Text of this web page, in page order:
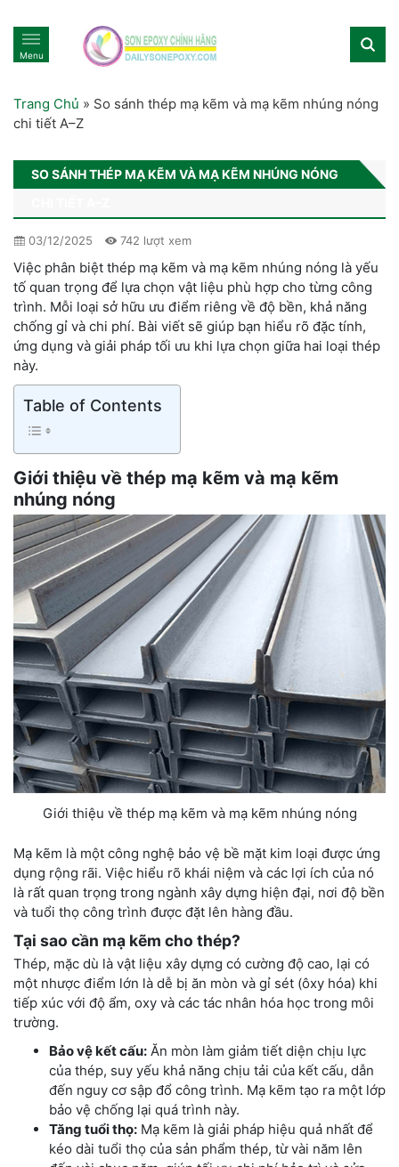
Menu
Trang Chủ » So sánh thép mạ kẽm và mạ kẽm nhúng nóng
chi tiết A–Z
SO SÁNH THÉP MẠ KẼM VÀ MẠ KẼM NHÚNG NÓNG
03/12/2025 742 lượt xem
Việc phân biệt thép mạ kẽm và mạ kẽm nhúng nóng là yếu
tố quan trọng để lựa chọn vật liệu phù hợp cho từng công
trình. Mỗi loại sở hữu ưu điểm riêng về độ bền, khả năng
chống gỉ và chi phí. Bài viết sẽ giúp bạn hiểu rõ đặc tính,
ứng dụng và giải pháp tối ưu khi lựa chọn giữa hai loại thép
này.
Table of Contents
Giới thiệu về thép mạ kẽm và mạ kẽm
nhúng nóng
Giới thiệu về thép mạ kẽm và mạ kẽm nhúng nóng
Mạ kẽm là một công nghệ bảo vệ bề mặt kim loại được ứng
dụng rộng rãi. Việc hiểu rõ khái niệm và các lợi ích của nó
là rất quan trọng trong ngành xây dựng hiện đại, nơi độ bền
và tuổi thọ công trình được đặt lên hàng đầu.
Tại sao cần mạ kẽm cho thép?
Thép, mặc dù là vật liệu xây dựng có cường độ cao, lại có
một nhược điểm lớn là dễ bị ăn mòn và gỉ sét (ôxy hóa) khi
tiếp xúc với độ ẩm, oxy và các tác nhân hóa học trong môi
trường.
Bảo vệ kết cấu: Ăn mòn làm giảm tiết diện chịu lực
của thép, suy yếu khả năng chịu tải của kết cấu, dẫn
đến nguy cơ sập đổ công trình. Mạ kẽm tạo ra một lớp
bảo vệ chống lại quá trình này.
Tăng tuổi thọ: Mạ kẽm là giải pháp hiệu quả nhất để
kéo dài tuổi thọ của sản phẩm thép, từ vài năm lên